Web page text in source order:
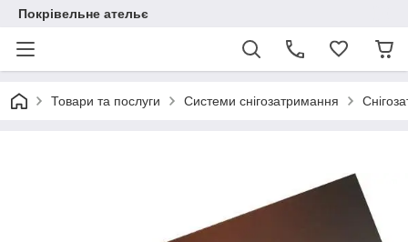
Покрівельне ательє
Товари та послуги Системи снігозатримання